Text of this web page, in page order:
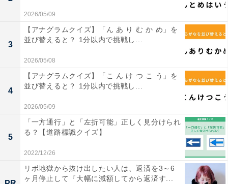
2026/05/09
3
【アナグラムクイズ】「ん あ り む か め」を
並び替えると？ 1分以内で挑戦し...
2026/05/08
4
【アナグラムクイズ】「こ ん け つ こ う」を
並び替えると？ 1分以内で挑戦し...
2026/05/09
5
「一方通行」と「左折可能」正しく見分けられ
る？【道路標識クイズ】
2022/12/26
リボ地獄から抜け出したい人は、返済を3～6
ヶ月停止して『大幅に減額してから返済す...